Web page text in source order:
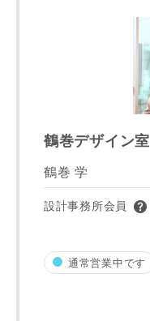
鶴巻デザイン室
鶴巻 学
設計事務所会員
通常営業中です